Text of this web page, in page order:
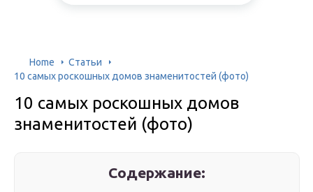
Home
Статьи
10 самых роскошных домов знаменитостей (фото)
10 самых роскошных домов
знаменитостей (фото)
Содержание: